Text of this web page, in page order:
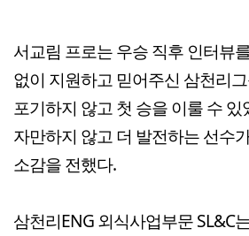
서교림 프로는 우승 직후 인터뷰
없이 지원하고 믿어주신 삼천리
포기하지 않고 첫 승을 이룰 수 있
자만하지 않고 더 발전하는 선수
소감을 전했다.
삼천리ENG 외식사업부문 SL&C